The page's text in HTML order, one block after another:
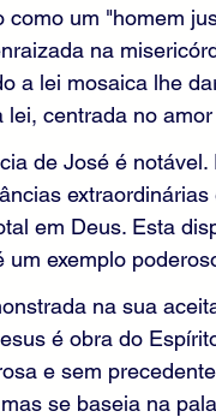
como um "homem
na
a lei mosaica lhe
centrada no
de José é
em Deus. Esta
exemplo
na sua
é obra do
e sem
se baseia na